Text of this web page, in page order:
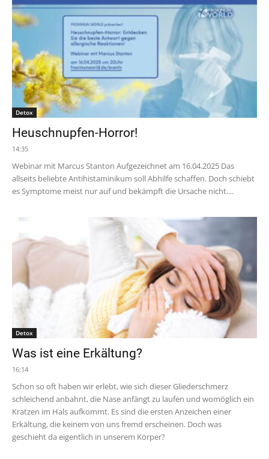
Detox
Heuschnupfen-Horror!
14:35
Webinar mit Marcus Stanton Aufgezeichnet am 16.04.2025 Das
allseits beliebte Antihistaminikum soll Abhilfe schaffen. Doch schiebt
es Symptome meist nur auf und bekämpft die Ursache nicht....
Detox
Was ist eine Erkältung?
16:14
Schon so oft haben wir erlebt, wie sich dieser Gliederschmerz
schleichend anbahnt, die Nase anfängt zu laufen und womöglich ein
Kratzen im Hals aufkommt. Es sind die ersten Anzeichen einer
Erkältung, die keinem von uns fremd erscheinen. Doch was
geschieht da eigentlich in unserem Körper?